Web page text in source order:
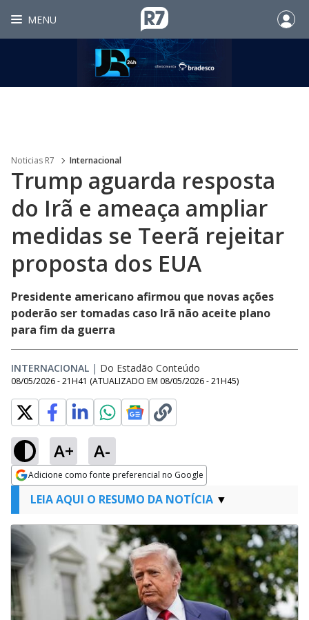
MENU
Noticias R7 Internacional
Trump aguarda resposta
do Irã e ameaça ampliar
medidas se Teerã rejeitar
proposta dos EUA
Presidente americano afirmou que novas ações
poderão ser tomadas caso Irã não aceite plano
para fim da guerra
INTERNACIONAL | Do Estadão Conteúdo
08/05/2026 - 21H41 (ATUALIZADO EM 08/05/2026 - 21H45)
A+ A-
Adicione como fonte preferencial no Google
Opens in new window
LEIA AQUI O RESUMO DA NOTÍCIA